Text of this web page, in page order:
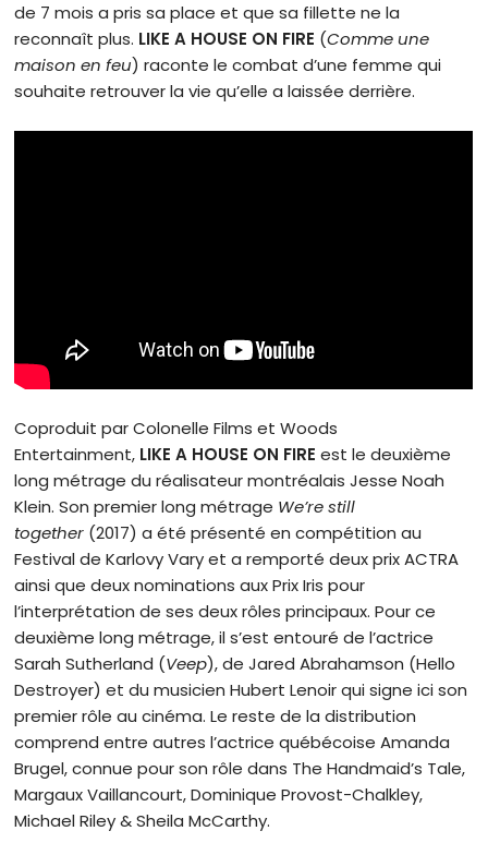
de 7 mois a pris sa place et que sa fillette ne la
reconnaît plus. LIKE A HOUSE ON FIRE (Comme une
maison en feu) raconte le combat d’une femme qui
souhaite retrouver la vie qu’elle a laissée derrière.
Coproduit par Colonelle Films et Woods
Entertainment, LIKE A HOUSE ON FIREest le deuxième
long métrage du réalisateur montréalais Jesse Noah
Klein. Son premier long métrage We’re still
together (2017) a été présenté en compétition au
Festival de Karlovy Vary et a remporté deux prix ACTRA
ainsi que deux nominations aux Prix Iris pour
l’interprétation de ses deux rôles principaux. Pour ce
deuxième long métrage, il s’est entouré de l’actrice
Sarah Sutherland (Veep), de Jared Abrahamson (Hello
Destroyer) et du musicien Hubert Lenoir qui signe ici son
premier rôle au cinéma. Le reste de la distribution
comprend entre autres l’actrice québécoise Amanda
Brugel, connue pour son rôle dans The Handmaid’s Tale,
Margaux Vaillancourt, Dominique Provost-Chalkley,
Michael Riley & Sheila McCarthy.